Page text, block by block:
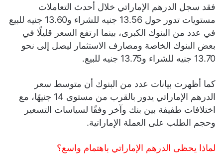
فقد سجل الدرهم الإماراتي خلال أحدث التعاملات
مستويات تدور حول 13.56 جنيه للشراء و13.60 جنيه للبيع
في عدد من البنوك الكبرى، بينما ارتفع السعر قليلًا في
بعض البنوك الخاصة ومصارف الاستثمار ليصل إلى نحو
13.70 جنيه للشراء و13.75 جنيه للبيع.
كما أظهرت بيانات عدد من البنوك أن متوسط سعر
الدرهم الإماراتي يدور بالقرب من مستوى 14 جنيهًا، مع
اختلافات طفيفة بين بنك وآخر وفقًا لسياسات التسعير
وحجم الطلب على العملة الإماراتية.
لماذا يحظى الدرهم الإماراتي باهتمام واسع؟